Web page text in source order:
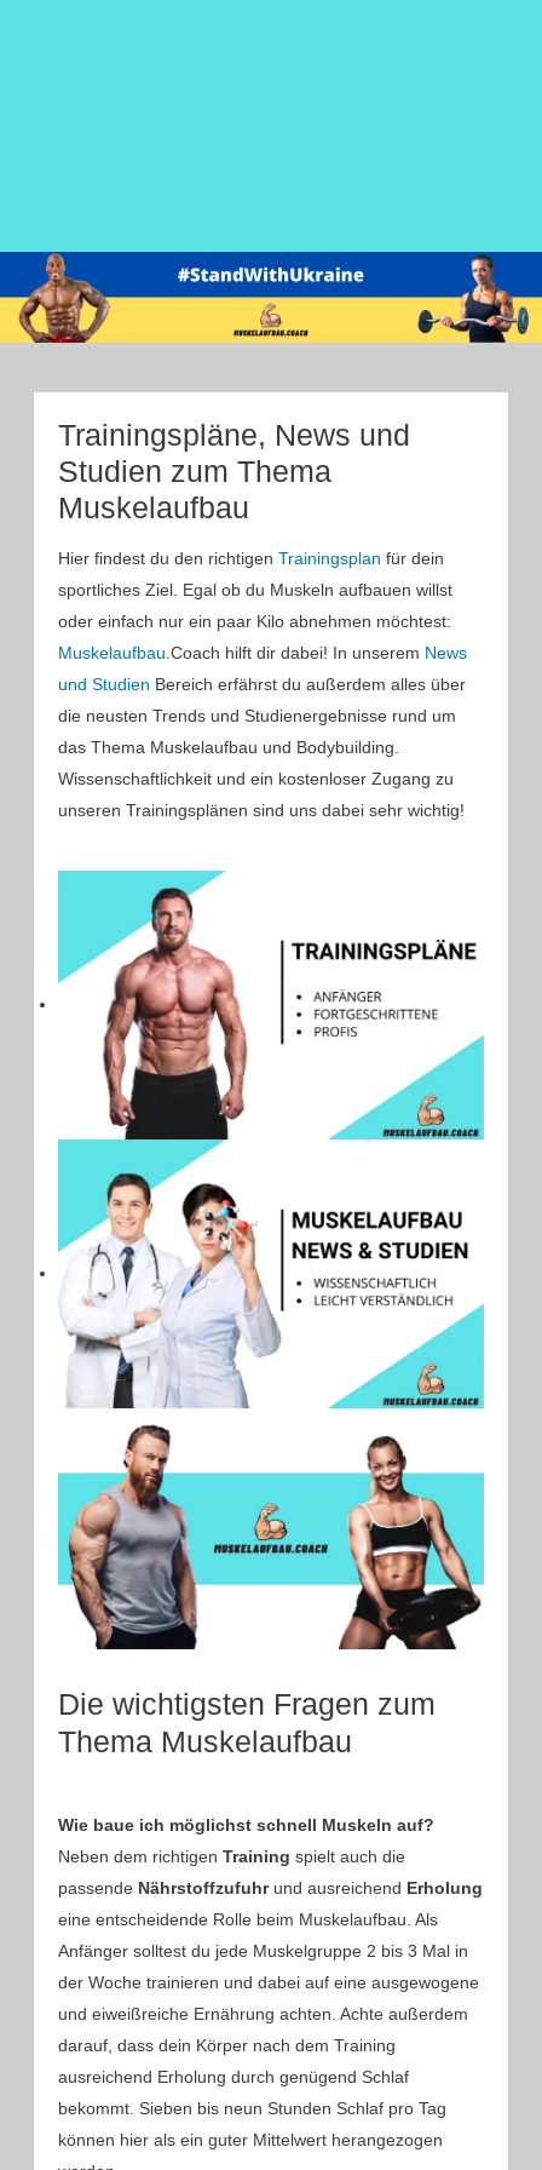
Trainingspläne, News und
Studien zum Thema
Muskelaufbau
Hier findest du den richtigen Trainingsplan für dein
sportliches Ziel. Egal ob du Muskeln aufbauen willst
oder einfach nur ein paar Kilo abnehmen möchtest:
Muskelaufbau .Coach hilft dir dabei! In unserem News
und Studien Bereich erfährst du außerdem alles über
die neusten Trends und Studienergebnisse rund um
das Thema Muskelaufbau und Bodybuilding.
Wissenschaftlichkeit und ein kostenloser Zugang zu
unseren Trainingsplänen sind uns dabei sehr wichtig!
Die wichtigsten Fragen zum
Thema Muskelaufbau
Wie baue ich möglichst schnell Muskeln auf?
Neben dem richtigen Training spielt auch die
passende Nährstoffzufuhr und ausreichend Erholung
eine entscheidende Rolle beim Muskelaufbau. Als
Anfänger solltest du jede Muskelgruppe 2 bis 3 Mal in
der Woche trainieren und dabei auf eine ausgewogene
und eiweißreiche Ernährung achten. Achte außerdem
darauf, dass dein Körper nach dem Training
ausreichend Erholung durch genügend Schlaf
bekommt. Sieben bis neun Stunden Schlaf pro Tag
können hier als ein guter Mittelwert herangezogen